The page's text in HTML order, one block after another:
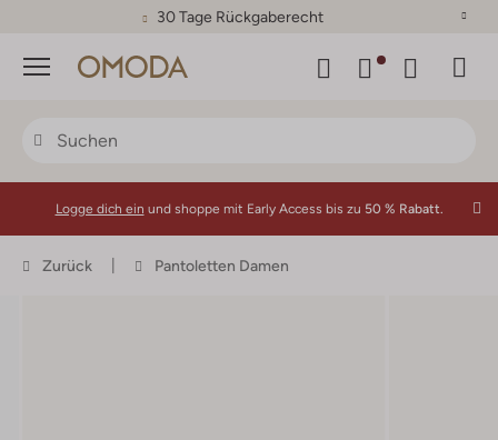
30 Tage Rückgaberecht
Menü
Logge dich ein und shoppe mit Early Access bis zu 50 % Rabatt.
Zurück Pantoletten Damen